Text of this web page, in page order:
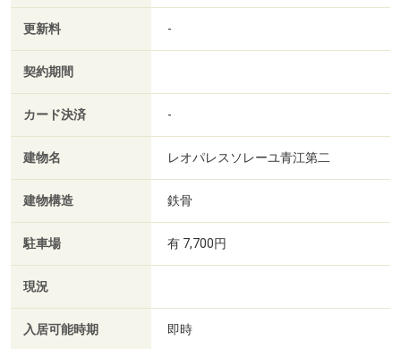
更新料 -
契約期間
カード決済 -
建物名 レオパレスソレーユ青江第二
建物構造 鉄骨
駐車場 有 7,700円
現況
入居可能時期 即時